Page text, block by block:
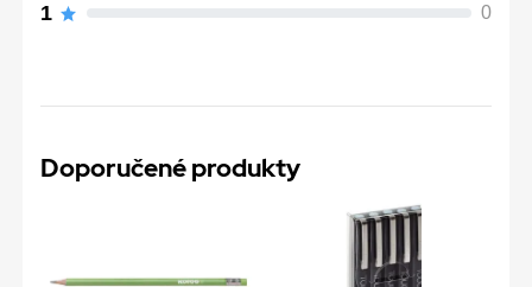
1 0
Doporučené produkty